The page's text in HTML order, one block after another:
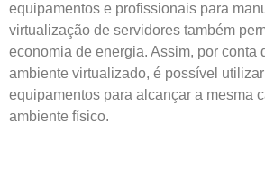
equipamentos e profissionais para
virtualização de servidores também
economia de energia. Assim, por conta
ambiente virtualizado, é possível
equipamentos para alcançar a mesma
ambiente físico.